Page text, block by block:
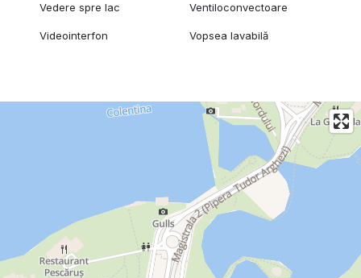
Vedere spre lac Ventiloconvectoare
Videointerfon Vopsea lavabilă